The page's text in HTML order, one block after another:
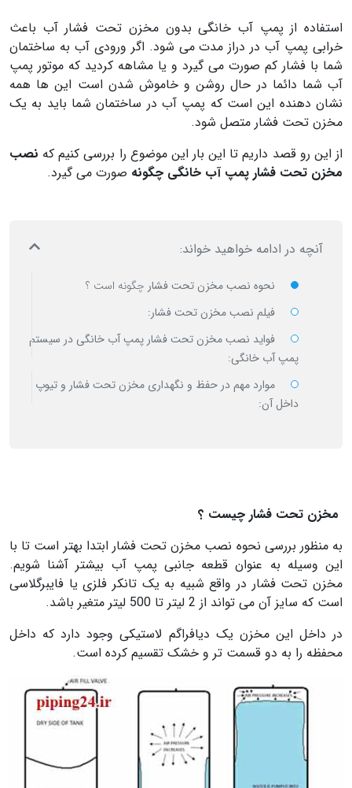
استفاده از پمپ آب خانگی بدون مخزن تحت فشار آب باعث
خرابی پمپ آب در دراز مدت می شود. اگر ورودی آب به ساختمان
شما با فشار کم صورت می گیرد و یا مشاهه کردید که موتور پمپ
آب شما دائما در حال روشن و خاموش شدن است این ها همه
نشان دهنده این است که پمپ آب در ساختمان شما باید به یک
مخزن تحت فشار متصل شود.
از این رو قصد داریم تا این بار این موضوع را بررسی کنیم که نصب
مخزن تحت فشار پمپ آب خانگی چگونهصورت می گیرد.
آنچه در ادامه خواهید خواند:
نحوه نصب مخزن تحت فشارچگونه است ؟
فیلم نصب مخزن تحت فشار:
فواید نصب مخزن تحت فشار پمپ آب خانگی در سیستم
پمپ آب خانگی:
موارد مهم در حفظ و نگهداری مخزن تحت فشار و تیوپ
داخل آن:
مخزن تحت فشار چیست ؟
به منظور بررسی نحوه نصب مخزن تحت فشار ابتدا بهتر است تا با
این وسیله به عنوان قطعه جانبی پمپ آب بیشتر آشنا شویم.
مخزن تحت فشار در واقع شبیه به یک تانکر فلزی یا فایبرگلاسی
است که سایز آن می تواند از 2 لیتر تا 500 لیتر متغیر باشد.
در داخل این مخزن یک دیافراگم لاستیکی وجود دارد که داخل
محفظه را به دو قسمت تر و خشک تقسیم کرده است.